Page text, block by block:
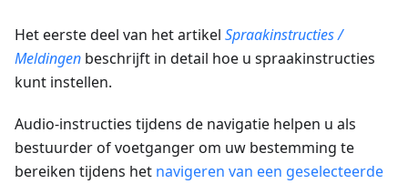
Het eerste deel van het artikel Spraakinstructies /
Meldingen beschrijft in detail hoe u spraakinstructies
kunt instellen.
Audio-instructies tijdens de navigatie helpen u als
bestuurder of voetganger om uw bestemming te
bereiken tijdens het navigeren van een geselecteerde